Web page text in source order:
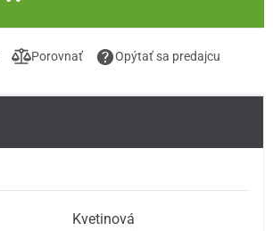
Porovnať Opýtať sa predajcu
Kvetinová